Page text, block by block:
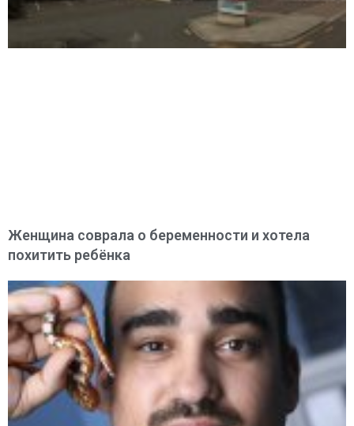
Женщина соврала о беременности и хотела
похитить ребёнка